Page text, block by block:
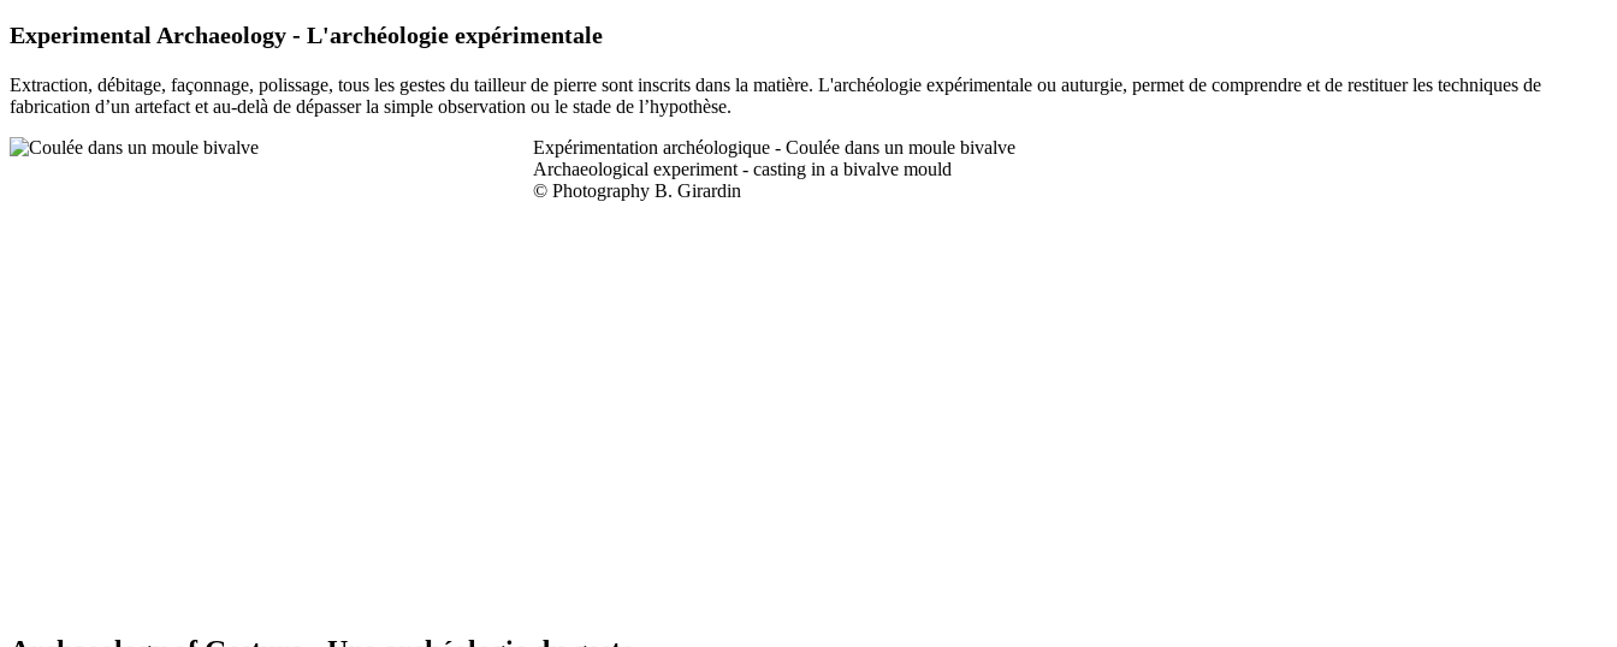
Experimental Archaeology - L'archéologie expérimentale
Extraction, débitage, façonnage, polissage, tous les gestes du tailleur de pierre sont inscrits dans la matière. L'archéologie expérimentale ou auturgie, permet de comprendre et de restituer les techniques de
fabrication d’un artefact et au-delà de dépasser la simple observation ou le stade de l’hypothèse.
Expérimentation archéologique - Coulée dans un moule bivalve
Archaeological experiment - casting in a bivalve mould
© Photography B. Girardin